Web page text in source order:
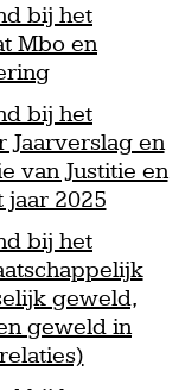
bij het
Mbo en
bij het
en
van Justitie en
2025
bij het
geweld,
geweld in